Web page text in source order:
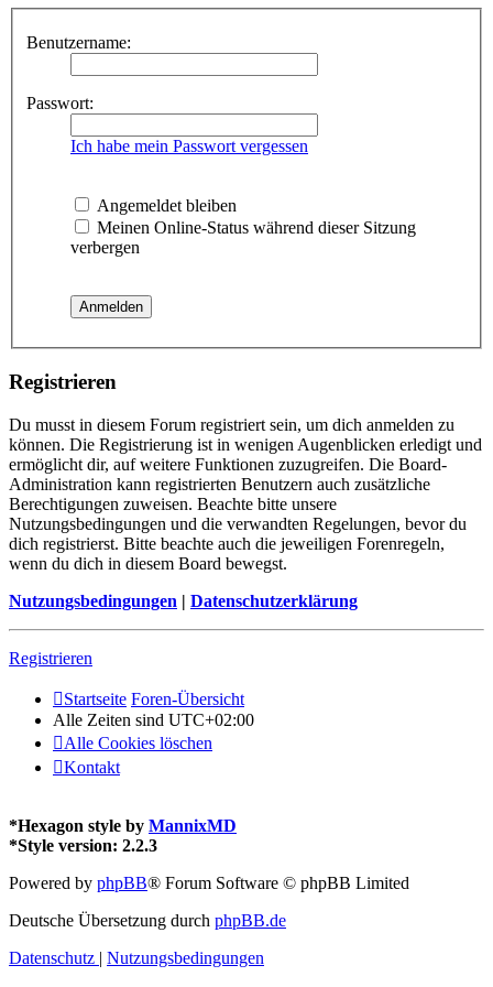
Benutzername:
Passwort:
Ich habe mein Passwort vergessen
Angemeldet bleiben
Meinen Online-Status während dieser Sitzung
verbergen
Registrieren
Du musst in diesem Forum registriert sein, um dich anmelden zu
können. Die Registrierung ist in wenigen Augenblicken erledigt und
ermöglicht dir, auf weitere Funktionen zuzugreifen. Die Board-
Administration kann registrierten Benutzern auch zusätzliche
Berechtigungen zuweisen. Beachte bitte unsere
Nutzungsbedingungen und die verwandten Regelungen, bevor du
dich registrierst. Bitte beachte auch die jeweiligen Forenregeln,
wenn du dich in diesem Board bewegst.
Nutzungsbedingungen | Datenschutzerklärung
Registrieren
Startseite Foren-Übersicht
Alle Zeiten sind UTC+02:00
Alle Cookies löschen
Kontakt
*Hexagon style by MannixMD
*Style version: 2.2.3
Powered by phpBB® Forum Software © phpBB Limited
Deutsche Übersetzung durch phpBB.de
Datenschutz | Nutzungsbedingungen